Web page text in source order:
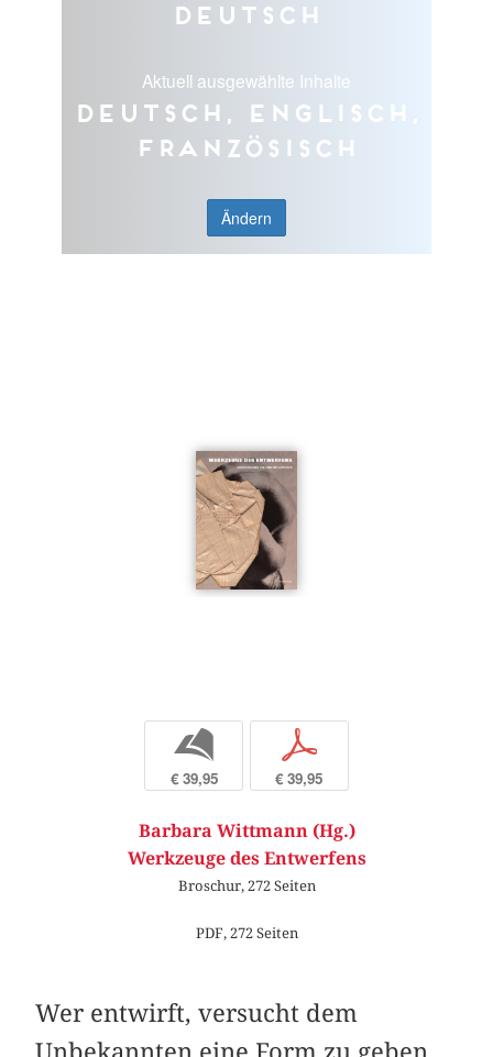
Deutsch
Aktuell ausgewählte Inhalte
Deutsch, Englisch,
Französisch
Ändern
b
€ 39,95
p
€ 39,95
Barbara Wittmann (Hg.)
Werkzeuge des Entwerfens
Broschur, 272 Seiten
PDF, 272 Seiten
Wer entwirft, versucht dem